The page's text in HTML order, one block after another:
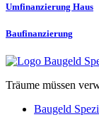
Umfinanzierung Haus
Baufinanzierung
Träume müssen
Baugeld